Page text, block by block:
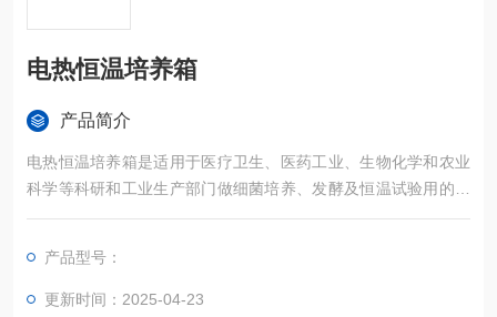
电热恒温培养箱
产品简介
电热恒温培养箱是适用于医疗卫生、医药工业、生物化学和农业
科学等科研和工业生产部门做细菌培养、发酵及恒温试验用的专
用恒温培养箱。
产品型号：
更新时间：2025-04-23